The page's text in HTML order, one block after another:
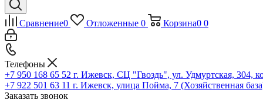
Сравнение0 Отложенные 0 Корзина0 0
Телефоны
+7 950 168 65 52 г. Ижевск, СЦ "Гвоздь", ул. Удмуртская, 304,
+7 922 501 63 11 г. Ижевск, улица Пойма, 7 (Хозяйственная
Заказать звонок